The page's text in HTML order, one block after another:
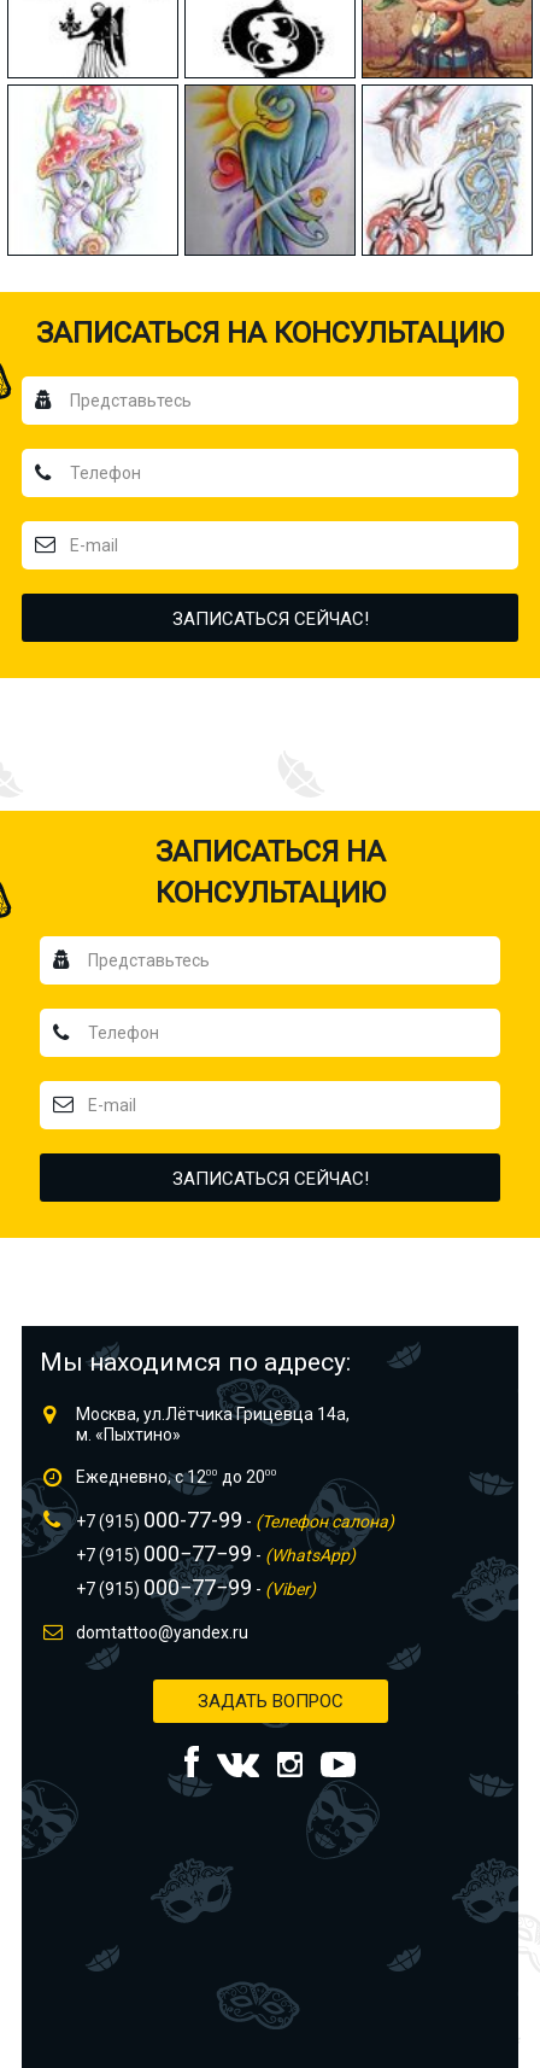
ЗАПИСАТЬСЯ НА КОНСУЛЬТАЦИЮ
ЗАПИСАТЬСЯ НА
КОНСУЛЬТАЦИЮ
Мы находимся по адресу:
Москва, ул.Лётчика Грицевца 14а,
м. «Пыхтино»
Ежедневно, с 1200 до 2000
+7 (915) 000-77-99 - (Телефон салона)
+7 (915) 000−77−99 - (WhatsApp)
+7 (915) 000−77−99 - (Viber)
domtattoo@yandex.ru
ЗАДАТЬ ВОПРОС